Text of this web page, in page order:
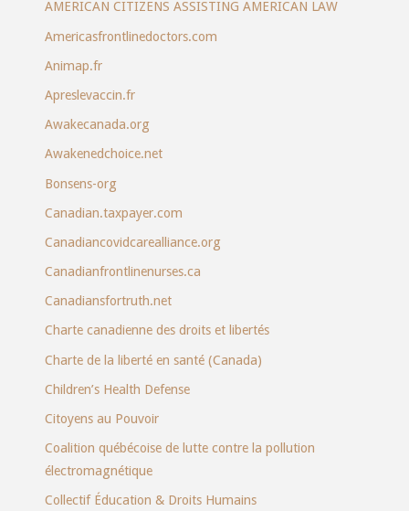
AMERICAN CITIZENS ASSISTING AMERICAN LAW
Americasfrontlinedoctors.com
Animap.fr
Apreslevaccin.fr
Awakecanada.org
Awakenedchoice.net
Bonsens-org
Canadian.taxpayer.com
Canadiancovidcarealliance.org
Canadianfrontlinenurses.ca
Canadiansfortruth.net
Charte canadienne des droits et libertés
Charte de la liberté en santé (Canada)
Children’s Health Defense
Citoyens au Pouvoir
Coalition québécoise de lutte contre la pollution
électromagnétique
Collectif Éducation & Droits Humains